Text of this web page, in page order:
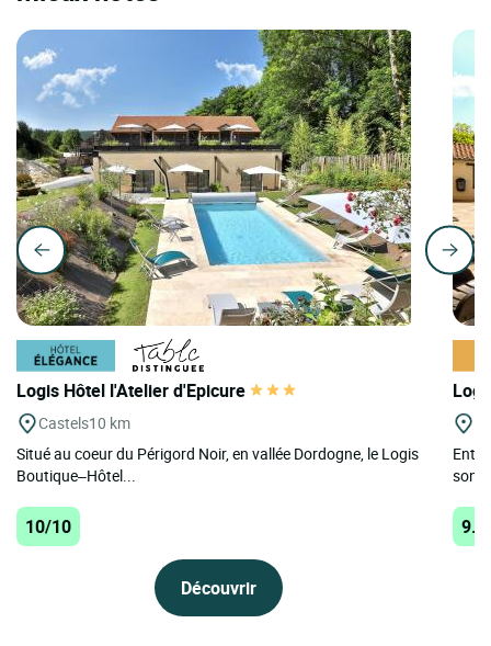
Logis Hôtel l'Atelier d'Epicure
Castels10 km
Situé au coeur du Périgord Noir, en vallée Dordogne, le Logis
Boutique–Hôtel...
10/10
Découvrir
sont